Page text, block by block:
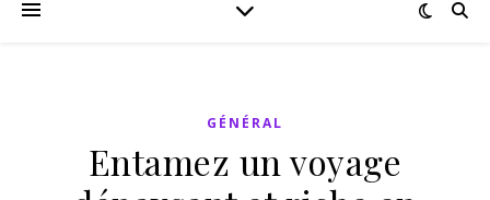
GÉNÉRAL
Entamez un voyage